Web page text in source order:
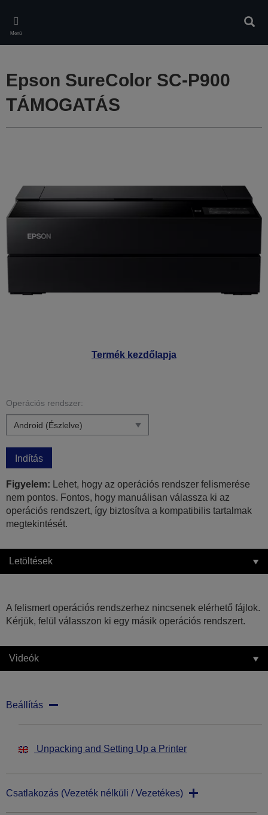
main
content
Menü
Termék kezdőlapja
Epson SureColor SC-P900
TÁMOGATÁS
Operációs rendszer:
Indítás
Figyelem: Lehet, hogy az operációs rendszer felismerése
nem pontos. Fontos, hogy manuálisan válassza ki az
operációs rendszert, így biztosítva a kompatibilis tartalmak
megtekintését.
Letöltések
A felismert operációs rendszerhez nincsenek elérhető fájlok.
Kérjük, felül válasszon ki egy másik operációs rendszert.
Videók
Beállítás
Unpacking and Setting Up a Printer
Csatlakozás (Vezeték nélküli / Vezetékes)